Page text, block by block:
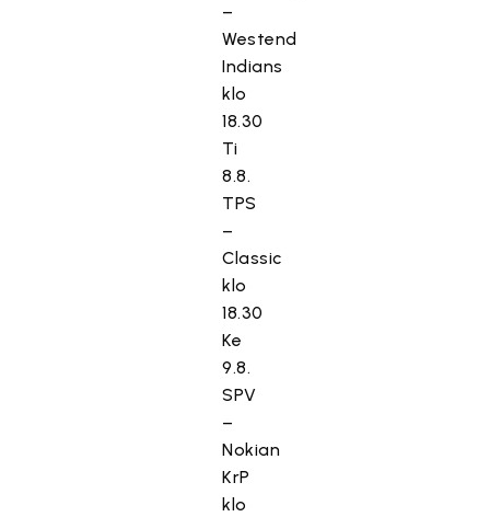
–
Westend
Indians
klo
18.30
Ti
8.8.
TPS
–
Classic
klo
18.30
Ke
9.8.
SPV
–
Nokian
KrP
klo